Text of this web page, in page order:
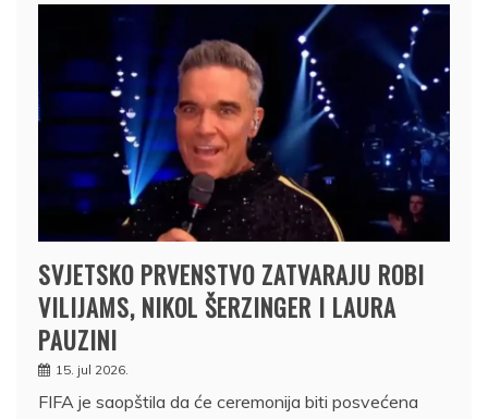
SVJETSKO PRVENSTVO ZATVARAJU ROBI
VILIJAMS, NIKOL ŠERZINGER I LAURA
PAUZINI
15. jul 2026.
FIFA je saopštila da će ceremonija biti posvećena